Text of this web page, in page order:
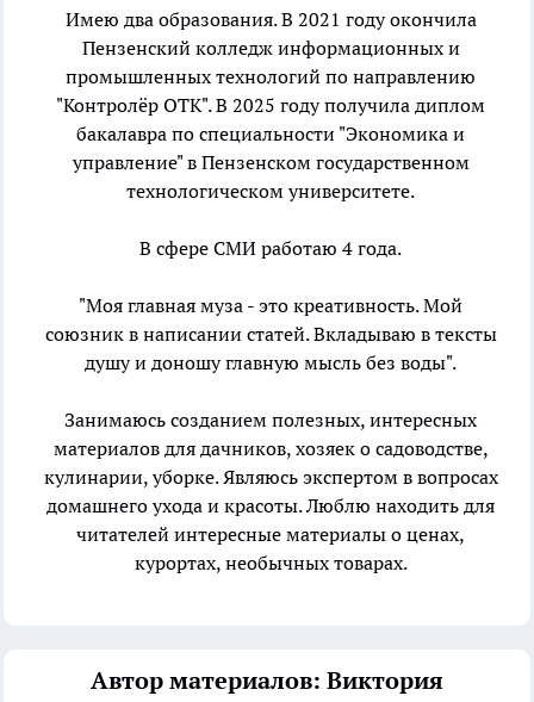
Имею два образования. В 2021 году окончила
Пензенский колледж информационных и
промышленных технологий по направлению
"Контролёр ОТК". В 2025 году получила диплом
бакалавра по специальности "Экономика и
управление" в Пензенском государственном
технологическом университете.
В сфере СМИ работаю 4 года.
"Моя главная муза - это креативность. Мой
союзник в написании статей. Вкладываю в тексты
душу и доношу главную мысль без воды".
Занимаюсь созданием полезных, интересных
материалов для дачников, хозяек о садоводстве,
кулинарии, уборке. Являюсь экспертом в вопросах
домашнего ухода и красоты. Люблю находить для
читателей интересные материалы о ценах,
курортах, необычных товарах.
Автор материалов: Виктория